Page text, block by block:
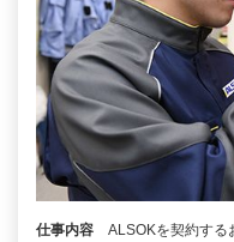
仕事内容
ALSOKを契約する